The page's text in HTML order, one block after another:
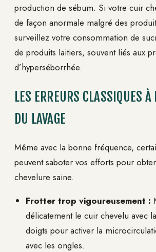
production de sébum. Si votre cuir
de façon anormale malgré des
surveillez votre consommation de
de produits laitiers, souvent liés aux
d’hyperséborrhée.
LES ERREURS CLASSIQUES À
DU LAVAGE
Même avec la bonne fréquence,
peuvent saboter vos efforts pour
chevelure saine.
Frotter trop vigoureusement :
délicatement le cuir chevelu avec
doigts pour activer la
avec les ongles.